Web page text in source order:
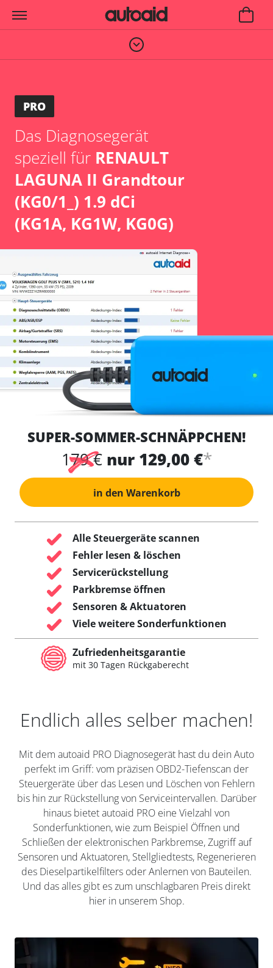
PRO
Das Diagnosegerät
speziell für RENAULT
LAGUNA II Grandtour
(KG0/1_) 1.9 dCi
(KG1A, KG1W, KG0G)
SUPER-SOMMER-SCHNÄPPCHEN!
179 € nur 129,00 €*
in den Warenkorb
Alle Steuergeräte scannen
Fehler lesen & löschen
Servicerückstellung
Parkbremse öffnen
Sensoren & Aktuatoren
Viele weitere Sonderfunktionen
Zufriedenheitsgarantie
mit 30 Tagen Rückgaberecht
Endlich alles selber machen!
Mit dem autoaid PRO Diagnosegerät hast du dein Auto
perfekt im Griff: vom präzisen OBD2-Tiefenscan der
Steuergeräte über das Lesen und Löschen von Fehlern
bis hin zur Rückstellung von Serviceintervallen. Darüber
hinaus bietet autoaid PRO eine Vielzahl von
Sonderfunktionen, wie zum Beispiel Öffnen und
Schließen der elektronischen Parkbremse, Zugriff auf
Sensoren und Aktuatoren, Stellgliedtests, Regenerieren
des Dieselpartikelfilters oder Anlernen von Bauteilen.
Und das alles gibt es zum unschlagbaren Preis direkt
hier in unserem Shop.